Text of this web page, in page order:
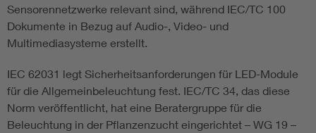
Sensorennetzwerke relevant sind, während IEC/TC 100
Dokumente in Bezug auf Audio-, Video- und
Multimediasysteme erstellt.
IEC 62031 legt Sicherheitsanforderungen für LED-Module
für die Allgemeinbeleuchtung fest. IEC/TC 34, das diese
Norm veröffentlicht, hat eine Beratergruppe für die
Beleuchtung in der Pflanzenzucht eingerichtet – WG 19 –